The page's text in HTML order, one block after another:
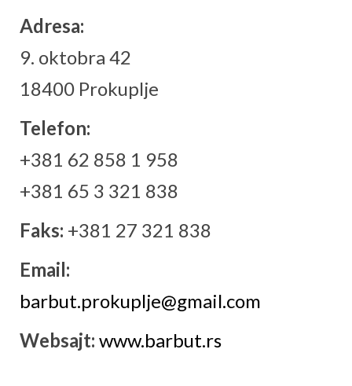
Adresa:
9. oktobra 42
18400 Prokuplje
Telefon:
+381 62 858 1 958
+381 65 3 321 838
Faks: +381 27 321 838
Email:
barbut.prokuplje@gmail.com
Websajt: www.barbut.rs